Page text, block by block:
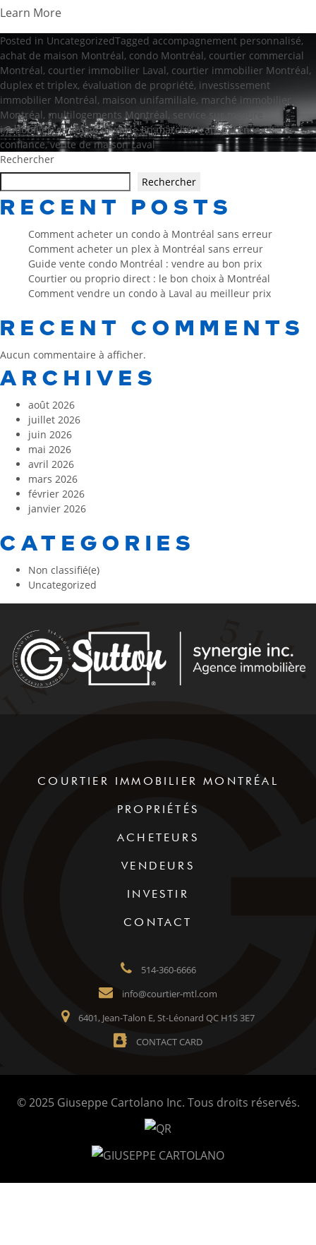
Learn More
Posted in UncategorizedTagged accompagnement personnalisé,
achat de maison Montréal, condo Montréal, courtier commercial
Montréal, courtier immobilier Laval, courtier immobilier Montréal,
duplex et triplex, évaluation de propriété, investissement
immobilier Montréal, maison unifamiliale, marché immobilier
Montréal, multilogements Montréal, service sur mesure
immobilier,stratégie de mise en marché,transparence et
confiance,vente de maison Laval
Rechercher
Rechercher
RECENT POSTS
Comment acheter un condo à Montréal sans erreur
Comment acheter un plex à Montréal sans erreur
Guide vente condo Montréal : vendre au bon prix
Courtier ou proprio direct : le bon choix à Montréal
Comment vendre un condo à Laval au meilleur prix
RECENT COMMENTS
Aucun commentaire à afficher.
ARCHIVES
août 2026
juillet 2026
juin 2026
mai 2026
avril 2026
mars 2026
février 2026
janvier 2026
CATEGORIES
Non classifié(e)
Uncategorized
COURTIER IMMOBILIER MONTRÉAL
PROPRIÉTÉS
ACHETEURS
VENDEURS
INVESTIR
CONTACT
514-360-6666
info@courtier-mtl.com
6401, Jean-Talon E, St-Léonard QC H1S 3E7
CONTACT CARD
© 2025 Giuseppe Cartolano Inc. Tous droits réservés.